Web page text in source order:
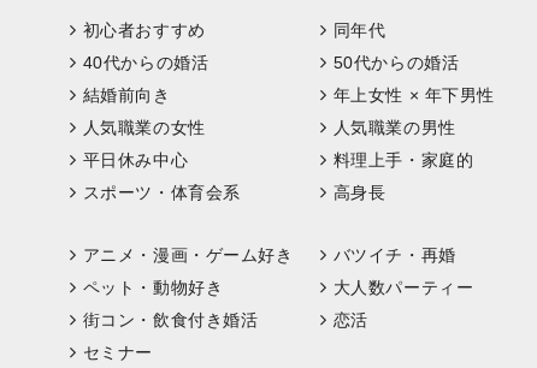
初心者おすすめ 同年代
40代からの婚活
50代からの婚活
結婚前向き
年上女性 × 年下男性
人気職業の女性
人気職業の男性
平日休み中心
料理上手・家庭的
スポーツ・体育会系
高身長
アニメ・漫画・ゲーム好き
バツイチ・再婚
ペット・動物好き
大人数パーティー
街コン・飲食付き婚活
恋活
セミナー